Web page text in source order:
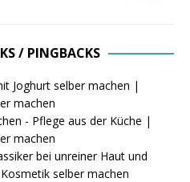
/ PINGBACKS
Joghurt selber machen |
machen
- Pflege aus der Küche |
machen
bei unreiner Haut und
selber machen